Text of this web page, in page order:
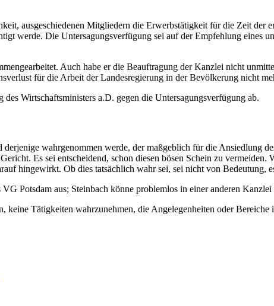
ausgeschiedenen Mitgliedern die Erwerbstätigkeit für die Zeit der
werde. Die Untersagungsverfügung sei auf der Empfehlung eines
Auch habe er die Beauftragung der Kanzlei nicht
für die Arbeit der Landesregierung in der Bevölkerung nicht
Wirtschaftsministers a.D. gegen die Untersagungsverfügung ab.
wahrgenommen werde, der maßgeblich für die Ansiedlung
Es sei entscheidend, schon diesen bösen Schein zu
hingewirkt. Ob dies tatsächlich wahr sei, sei nicht von Bedeutung,
VG Potsdam aus; Steinbach könne problemlos in einer anderen
Tätigkeiten wahrzunehmen, die Angelegenheiten oder